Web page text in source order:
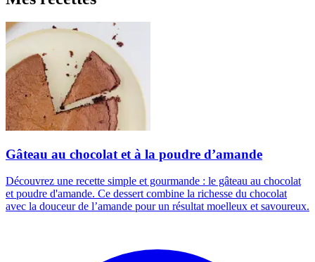
Gâteau au chocolat et à la poudre d’amande
Découvrez une recette simple et gourmande : le gâteau au chocolat
et poudre d'amande. Ce dessert combine la richesse du chocolat
avec la douceur de l’amande pour un résultat moelleux et savoureux.